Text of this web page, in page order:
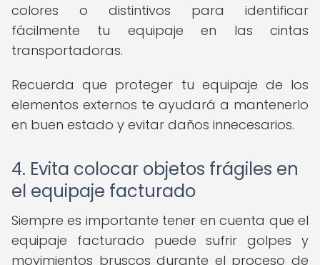
colores o distintivos para identificar
fácilmente tu equipaje en las cintas
transportadoras.
Recuerda que proteger tu equipaje de los
elementos externos te ayudará a mantenerlo
en buen estado y evitar daños innecesarios.
4. Evita colocar objetos frágiles en
el equipaje facturado
Siempre es importante tener en cuenta que el
equipaje facturado puede sufrir golpes y
movimientos bruscos durante el proceso de